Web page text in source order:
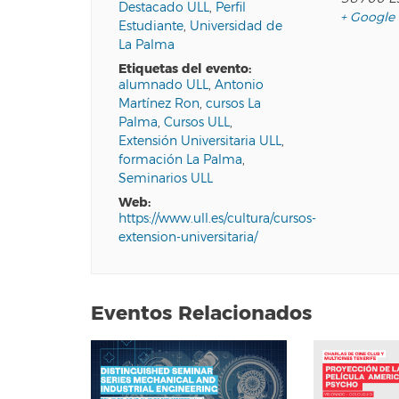
Destacado ULL, Perfil
Estudiante, Universidad de
La Palma
etiquetas del evento:
alumnado ULL, Antonio
Martínez Ron, cursos La
Palma, Cursos ULL,
Extensión Universitaria ULL,
formación La Palma,
Seminarios ULL
web:
https://www.ull.es/cultura/cursos-
extension-universitaria/
+ Google
Eventos Relacionados